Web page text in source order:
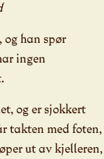
og han spør
ingen
og er sjokkert
takten med foten,
ut av kjelleren,